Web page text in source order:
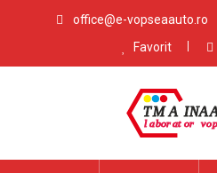
office@e-vopseaauto.ro
Favorit